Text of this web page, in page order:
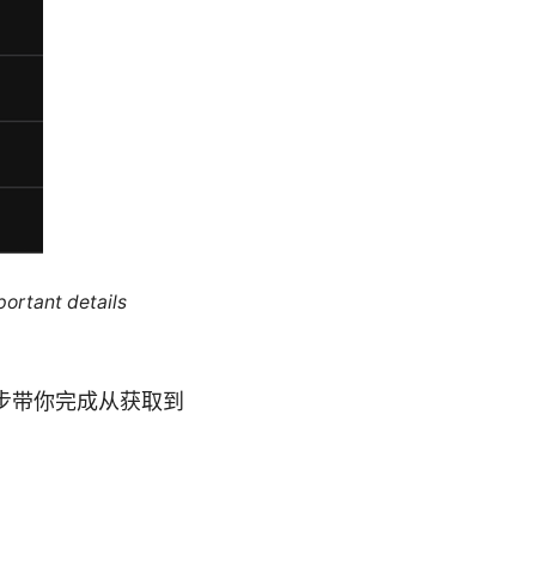
details
你完成从获取到